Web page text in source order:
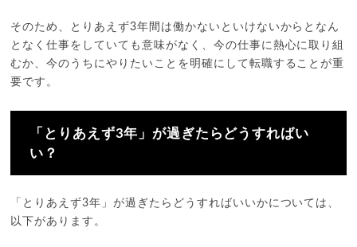
そのため、とりあえず3年間は働かないといけないからとなん
となく仕事をしていても意味がなく、今の仕事に熱心に取り組
むか、今のうちにやりたいことを明確にして転職することが重
要です。
「とりあえず3年」が過ぎたらどうすればい
い？
「とりあえず3年」が過ぎたらどうすればいいかについては、
以下があります。